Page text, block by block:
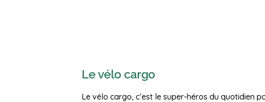
Le vélo cargo
Le vélo cargo, c’est le super-héros du quotidien